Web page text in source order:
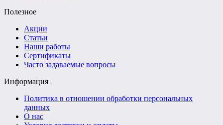
Полезное
Акции
Статьи
Наши работы
Сертификаты
Часто задаваемые вопросы
Информация
Политика в отношении обработки персональных
данных
О нас